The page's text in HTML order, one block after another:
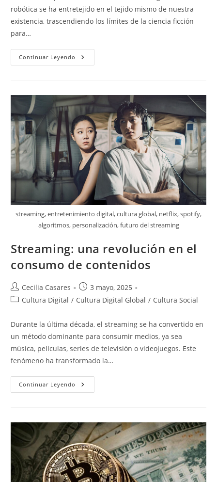
robótica se ha entretejido en el tejido mismo de nuestra
existencia, trascendiendo los límites de la ciencia ficción
para…
Continuar Leyendo Robótica:
Aliados
streaming, entretenimiento digital, cultura global, netflix, spotify,
algoritmos, personalización, futuro del streaming
Streaming: una revolución en el
consumo de contenidos
Autor
de
Cecilia Casares
Entrada
publicada:
3 mayo, 2025
Categoría
entrada:
Cultura Digital / Cultura Digital Global / Cultura Social
Durante la última década, el streaming se ha convertido en
un método dominante para consumir medios, ya sea
música, películas, series de televisión o videojuegos. Este
fenómeno ha transformado la…
Continuar Leyendo Streaming:
Una
De
Contenidos